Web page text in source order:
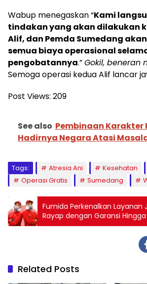
Wabup menegaskan “Kami
tindakan yang akan dilakukan
Alif, dan Pemda Sumedang
semua biaya operasional
pengobatannya.”Gokil, beneran
Semoga operasi kedua Alif lancar
Post Views: 209
See also Pembinaan Karakter
Hadirnya Negara Atasi
Tags: Atresia Ani Kesehatan
Operasi Gratis
Sumedang
Fumida Perkenalkan Layanan
Rayap dengan Garansi
Related Posts